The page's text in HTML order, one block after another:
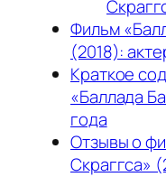
Фильм
(2018):
Краткое
«Баллада
года
Отзывы о
Скраггса»